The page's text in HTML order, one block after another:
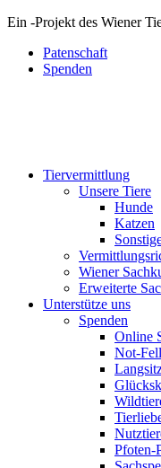
Ein -Projekt des Wiener
Patenschaft
Spenden
Tiervermittlung
Unsere Tiere
Hunde
Katzen
Wiener
Erweiterte
Unterstütze uns
Spenden
Online
Not-
Pfoten-